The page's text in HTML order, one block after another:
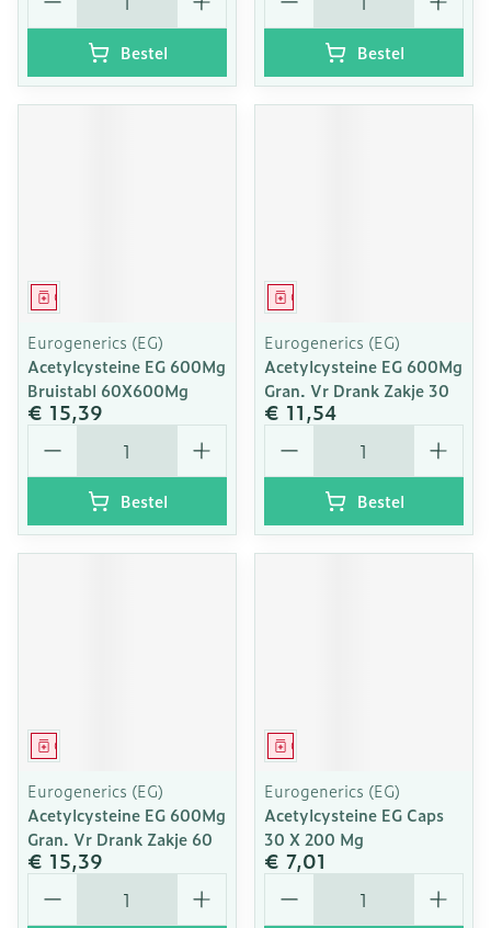
Bestel Bestel
Geneesmiddel
Eurogenerics (EG)
Acetylcysteine EG 600Mg
Bruistabl 60X600Mg
€ 15,39
Aantal
Bestel
Geneesmiddel
Eurogenerics (EG)
Acetylcysteine EG 600Mg
Gran. Vr Drank Zakje 30
€ 11,54
Aantal
Bestel
Geneesmiddel
Eurogenerics (EG)
Acetylcysteine EG 600Mg
Gran. Vr Drank Zakje 60
€ 15,39
Aantal
Geneesmiddel
Eurogenerics (EG)
Acetylcysteine EG Caps
30 X 200 Mg
€ 7,01
Aantal